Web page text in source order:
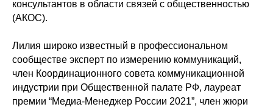
консультантов в области связей с общественностью
(АКОС).
Лилия широко известный в профессиональном
сообществе эксперт по измерению коммуникаций,
член Координационного совета коммуникационной
индустрии при Общественной палате РФ, лауреат
премии “Медиа-Менеджер России 2021”, член жюри